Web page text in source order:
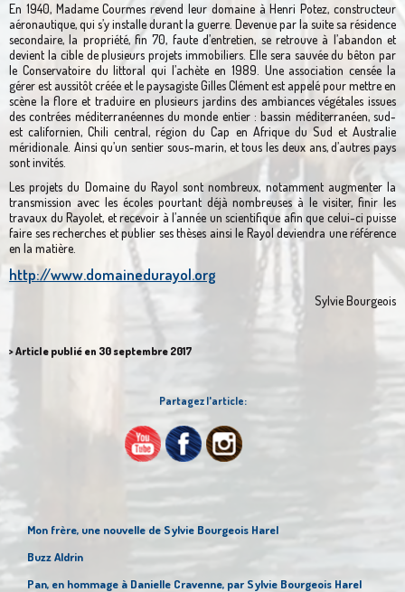
En 1940, Madame Courmes revend leur domaine à Henri Potez, constructeur
aéronautique, qui s’y installe durant la guerre. Devenue par la suite sa résidence
secondaire, la propriété, fin 70, faute d’entretien, se retrouve à l’abandon et
devient la cible de plusieurs projets immobiliers. Elle sera sauvée du bêton par
le Conservatoire du littoral qui l’achète en 1989. Une association censée la
gérer est aussitôt créée et le paysagiste Gilles Clément est appelé pour mettre en
scène la flore et traduire en plusieurs jardins des ambiances végétales issues
des contrées méditerranéennes du monde entier : bassin méditerranéen, sud-
est californien, Chili central, région du Cap en Afrique du Sud et Australie
méridionale. Ainsi qu’un sentier sous-marin, et tous les deux ans, d’autres pays
sont invités.
Les projets du Domaine du Rayol sont nombreux, notamment augmenter la
transmission avec les écoles pourtant déjà nombreuses à le visiter, finir les
travaux du Rayolet, et recevoir à l’année un scientifique afin que celui-ci puisse
faire ses recherches et publier ses thèses ainsi le Rayol deviendra une référence
en la matière.
http://www.domainedurayol.org
Sylvie Bourgeois
> Article publié en 30 septembre 2017
Partagez l'article:
Mon frère, une nouvelle de Sylvie Bourgeois Harel
Buzz Aldrin
Pan, en hommage à Danielle Cravenne, par Sylvie Bourgeois Harel